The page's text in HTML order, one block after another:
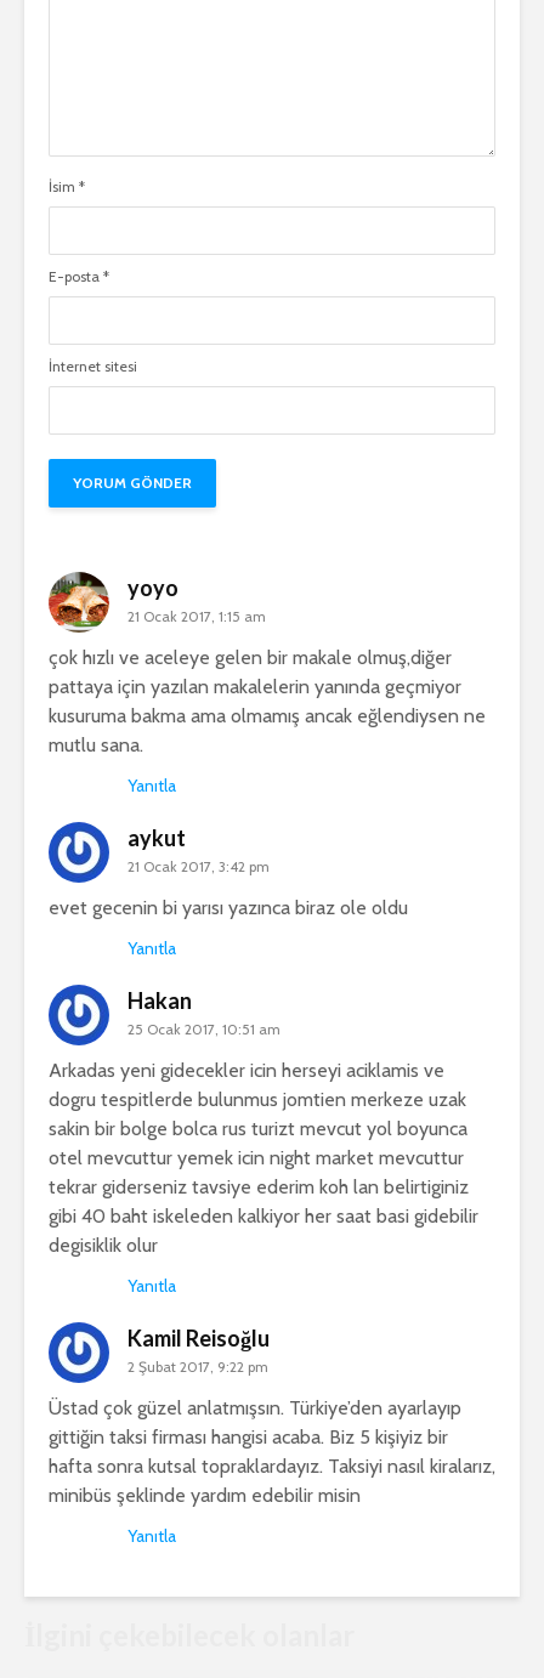
İsim *
E-posta *
İnternet sitesi
yoyo
21 Ocak 2017, 1:15 am
çok hızlı ve aceleye gelen bir makale olmuş,diğer
pattaya için yazılan makalelerin yanında geçmiyor
kusuruma bakma ama olmamış ancak eğlendiysen ne
mutlu sana.
Yanıtla
aykut
21 Ocak 2017, 3:42 pm
evet gecenin bi yarısı yazınca biraz ole oldu
Yanıtla
Hakan
25 Ocak 2017, 10:51 am
Arkadas yeni gidecekler icin herseyi aciklamis ve
dogru tespitlerde bulunmus jomtien merkeze uzak
sakin bir bolge bolca rus turizt mevcut yol boyunca
otel mevcuttur yemek icin night market mevcuttur
tekrar giderseniz tavsiye ederim koh lan belirtiginiz
gibi 40 baht iskeleden kalkiyor her saat basi gidebilir
degisiklik olur
Yanıtla
Kamil Reisoğlu
2 Şubat 2017, 9:22 pm
Üstad çok güzel anlatmışsın. Türkiye’den ayarlayıp
gittiğin taksi firması hangisi acaba. Biz 5 kişiyiz bir
hafta sonra kutsal topraklardayız. Taksiyi nasıl kiralarız,
minibüs şeklinde yardım edebilir misin
Yanıtla